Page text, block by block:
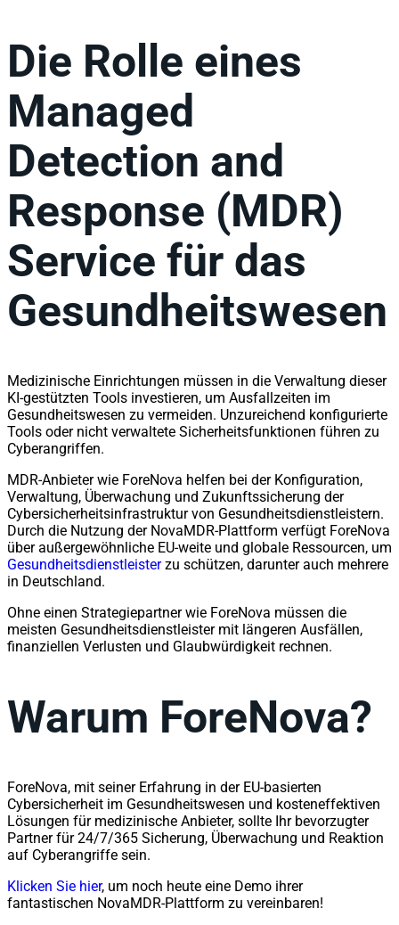
Die Rolle eines
Managed
Detection and
Response (MDR)
Service für das
Gesundheitswesen
Medizinische Einrichtungen müssen in die Verwaltung dieser
KI-gestützten Tools investieren, um Ausfallzeiten im
Gesundheitswesen zu vermeiden. Unzureichend konfigurierte
Tools oder nicht verwaltete Sicherheitsfunktionen führen zu
Cyberangriffen.
MDR-Anbieter wie ForeNova helfen bei der Konfiguration,
Verwaltung, Überwachung und Zukunftssicherung der
Cybersicherheitsinfrastruktur von Gesundheitsdienstleistern.
Durch die Nutzung der NovaMDR-Plattform verfügt ForeNova
über außergewöhnliche EU-weite und globale Ressourcen, um
Gesundheitsdienstleisterzu schützen, darunter auch mehrere
in Deutschland.
Ohne einen Strategiepartner wie ForeNova müssen die
meisten Gesundheitsdienstleister mit längeren Ausfällen,
finanziellen Verlusten und Glaubwürdigkeit rechnen.
Warum ForeNova?
ForeNova, mit seiner Erfahrung in der EU-basierten
Cybersicherheit im Gesundheitswesen und kosteneffektiven
Lösungen für medizinische Anbieter, sollte Ihr bevorzugter
Partner für 24/7/365 Sicherung, Überwachung und Reaktion
auf Cyberangriffe sein.
Klicken Sie hier, um noch heute eine Demo ihrer
fantastischen NovaMDR-Plattform zu vereinbaren!